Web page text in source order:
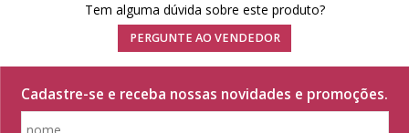
Tem alguma dúvida sobre este produto?
PERGUNTE AO VENDEDOR
Cadastre-se e receba nossas novidades e promoções.